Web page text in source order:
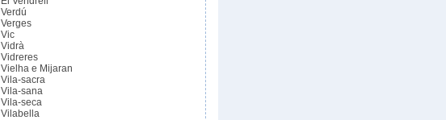
Verdú
Verges
Vic
Vidrà
Vidreres
Vielha e Mijaran
Vila-sacra
Vila-sana
Vila-seca
Vilabella